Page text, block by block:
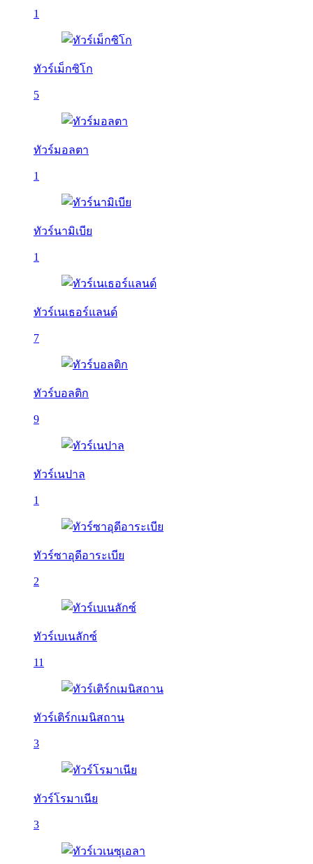
1
ทัวร์เม็กซิโก
5
ทัวร์มอลตา
1
ทัวร์นามิเบีย
1
ทัวร์เนเธอร์แลนด์
7
ทัวร์บอลติก
9
ทัวร์เนปาล
1
ทัวร์ซาอุดีอาระเบีย
2
ทัวร์เบเนลักซ์
11
ทัวร์เติร์กเมนิสถาน
3
ทัวร์โรมาเนีย
3